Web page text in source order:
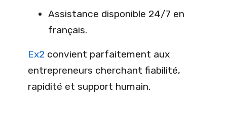
Assistance disponible 24/7 en
français.
Ex2 convient parfaitement aux
entrepreneurs cherchant fiabilité,
rapidité et support humain.